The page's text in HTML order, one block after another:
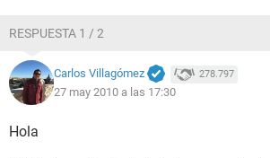
RESPUESTA 1 / 2
Carlos Villagómez 278.797
27 may 2010 a las 17:30
Hola